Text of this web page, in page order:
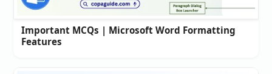
Important MCQs | Microsoft Word Formatting
Features